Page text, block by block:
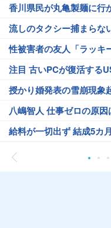
香川県民が丸亀製麺に行
流しのタクシー捕まらな
性被害者の友人「ラッキ
注目 古いPCが復活する
授かり婚発表の雪崩現象
八嶋智人 仕事ゼロの原因
給料が一切出ず 結成5カ